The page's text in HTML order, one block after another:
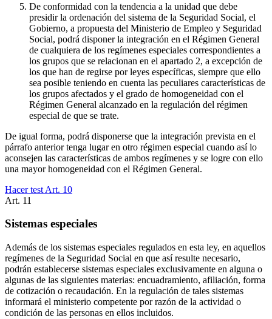
De conformidad con la tendencia a la unidad que debe
presidir la ordenación del sistema de la Seguridad Social, el
Gobierno, a propuesta del Ministerio de Empleo y Seguridad
Social, podrá disponer la integración en el Régimen General
de cualquiera de los regímenes especiales correspondientes a
los grupos que se relacionan en el apartado 2, a excepción de
los que han de regirse por leyes específicas, siempre que ello
sea posible teniendo en cuenta las peculiares características de
los grupos afectados y el grado de homogeneidad con el
Régimen General alcanzado en la regulación del régimen
especial de que se trate.
De igual forma, podrá disponerse que la integración prevista en el
párrafo anterior tenga lugar en otro régimen especial cuando así lo
aconsejen las características de ambos regímenes y se logre con ello
una mayor homogeneidad con el Régimen General.
Hacer test Art. 10
Art. 11
Sistemas especiales
Además de los sistemas especiales regulados en esta ley, en aquellos
regímenes de la Seguridad Social en que así resulte necesario,
podrán establecerse sistemas especiales exclusivamente en alguna o
algunas de las siguientes materias: encuadramiento, afiliación, forma
de cotización o recaudación. En la regulación de tales sistemas
informará el ministerio competente por razón de la actividad o
condición de las personas en ellos incluidos.